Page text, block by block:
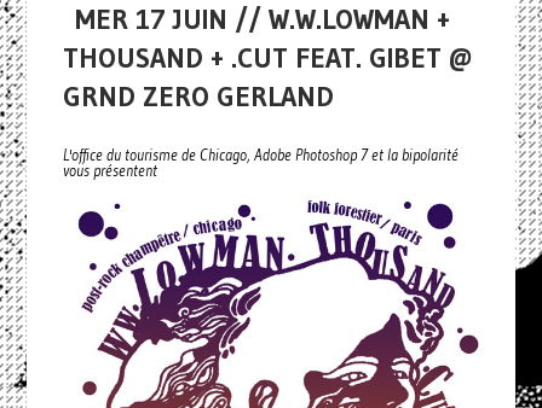
MER 17 JUIN // W.W.LOWMAN +
THOUSAND + .CUT FEAT. GIBET @
GRND ZERO GERLAND
L'office du tourisme de Chicago, Adobe Photoshop 7 et la bipolarité
vous présentent